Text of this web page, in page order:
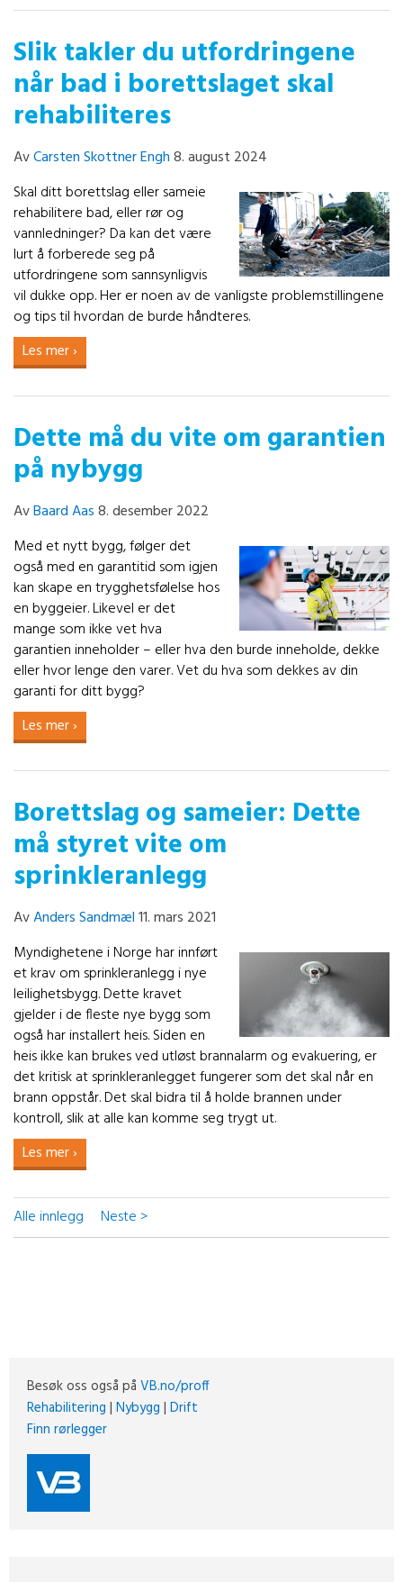
Slik takler du utfordringene
når bad i borettslaget skal
rehabiliteres
AvCarsten Skottner Engh8. august 2024
Skal ditt borettslag eller sameie
rehabilitere bad, eller rør og
vannledninger? Da kan det være
lurt å forberede seg på
utfordringene som sannsynligvis
vil dukke opp. Her er noen av de vanligste problemstillingene
og tips til hvordan de burde håndteres.
Les mer ›
Dette må du vite om garantien
på nybygg
AvBaard Aas8. desember 2022
Med et nytt bygg, følger det
også med en garantitid som igjen
kan skape en trygghetsfølelse hos
en byggeier. Likevel er det
mange som ikke vet hva
garantien inneholder – eller hva den burde inneholde, dekke
eller hvor lenge den varer. Vet du hva som dekkes av din
garanti for ditt bygg?
Les mer ›
Borettslag og sameier: Dette
må styret vite om
sprinkleranlegg
AvAnders Sandmæl11. mars 2021
Myndighetene i Norge har innført
et krav om sprinkleranlegg i nye
leilighetsbygg. Dette kravet
gjelder i de fleste nye bygg som
også har installert heis. Siden en
heis ikke kan brukes ved utløst brannalarm og evakuering, er
det kritisk at sprinkleranlegget fungerer som det skal når en
brann oppstår. Det skal bidra til å holde brannen under
kontroll, slik at alle kan komme seg trygt ut.
Les mer ›
Alle innlegg Neste >
Besøk oss også på VB.no/proff
Rehabilitering | Nybygg | Drift
Finn rørlegger